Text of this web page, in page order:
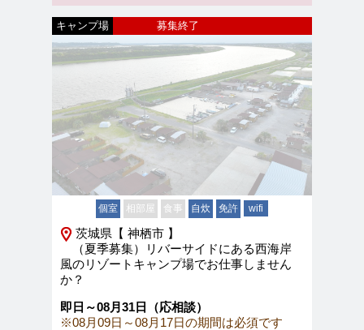
新着
募集終了
キャンプ場
個室 相部屋 食事 自炊 免許 wifi
茨城県【 神栖市 】
（夏季募集）リバーサイドにある西海岸
風のリゾートキャンプ場でお仕事しません
か？
即日～08月31日（応相談）
※08月09日～08月17日の期間は必須です